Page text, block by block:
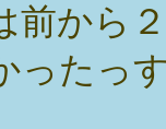
前から
ったっす